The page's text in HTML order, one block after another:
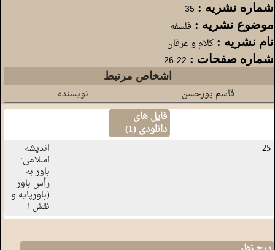
شماره نشریه : 35
موضوع نشریه : فلسفه
نام نشریه : کلام و عرفان
شماره صفحات : 22-26
درباره علامه :است
اشخاص مرتبط
قاسم پورحسن نویسنده
فایل های
دانلودی (1
)
25 اندیشه
اسلامی:
باور به
رأس باور
(باورپایه و
نقش آ